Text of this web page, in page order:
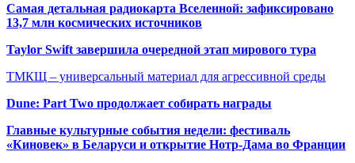
Самая детальная радиокарта Вселенной: зафиксировано
13,7 млн космических источников
Taylor Swift завершила очередной этап мирового тура
ТМКЩ – универсальный материал для агрессивной среды
Dune: Part Two продолжает собирать награды
Главные культурные события недели: фестиваль
«Киновек» в Беларуси и открытие Нотр-Дама во Франции